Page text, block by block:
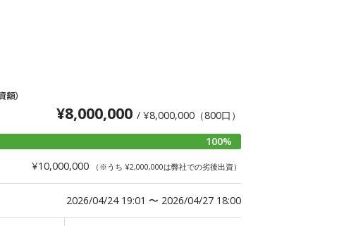
）
¥8,000,000/ ¥8,000,000（800口）
100%
¥10,000,000 （※うち ¥2,000,000は弊社での劣後出資）
2026/04/24 19:01 〜 2026/04/27 18:00